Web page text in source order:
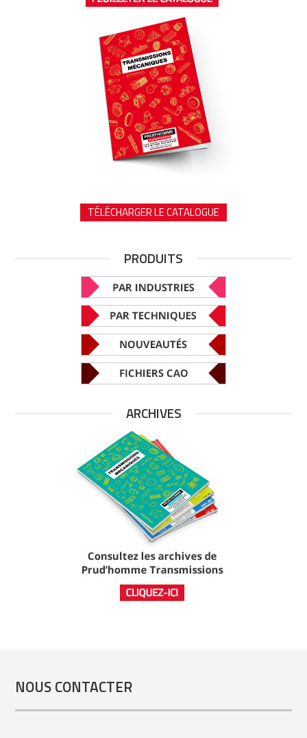
TÉLÉCHARGER LE CATALOGUE
PRODUITS
ARCHIVES
NOUS CONTACTER